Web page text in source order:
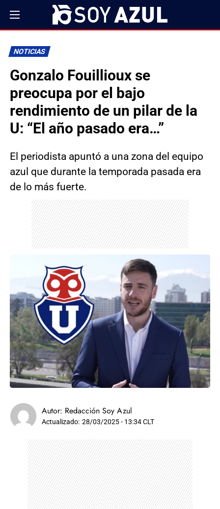
NOTICIAS
Gonzalo Fouillioux se
preocupa por el bajo
rendimiento de un pilar de la
U: “El año pasado era…”
El periodista apuntó a una zona del equipo
azul que durante la temporada pasada era
de lo más fuerte.
Autor: Redacción Soy Azul
Actualizado: 28/03/2025 - 13:34 CLT